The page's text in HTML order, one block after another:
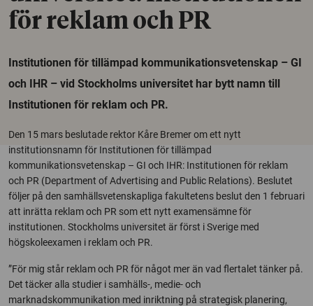
för reklam och PR
Institutionen för tillämpad kommunikationsvetenskap – GI
och IHR – vid Stockholms universitet har bytt namn till
Institutionen för reklam och PR.
Den 15 mars beslutade rektor Kåre Bremer om ett nytt
institutionsnamn för Institutionen för tillämpad
kommunikationsvetenskap – GI och IHR: Institutionen för reklam
och PR (Department of Advertising and Public Relations). Beslutet
följer på den samhällsvetenskapliga fakultetens beslut den 1 februari
att inrätta reklam och PR som ett nytt examensämne för
institutionen. Stockholms universitet är först i Sverige med
högskoleexamen i reklam och PR.
”För mig står reklam och PR för något mer än vad flertalet tänker på.
Det täcker alla studier i samhälls-, medie- och
marknadskommunikation med inriktning på strategisk planering,